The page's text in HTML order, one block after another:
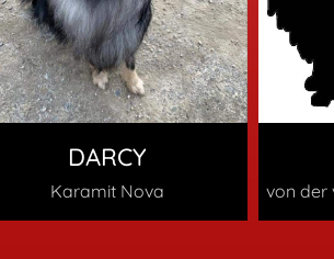
DARCY
Karamit Nova von der